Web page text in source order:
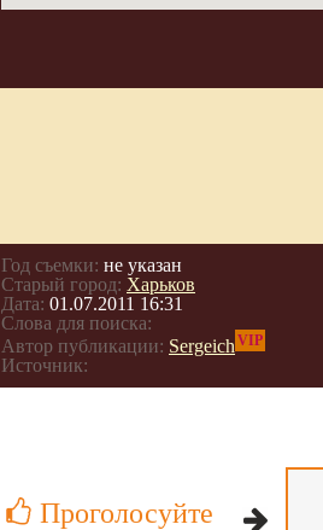
Год съемки: не указан
Старый город: Харьков
Дата: 01.07.2011 16:31
Слова для поиска:
Автор публикации: Sergeich VIP
Источник:
Проголосуйте